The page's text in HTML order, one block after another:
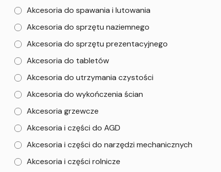
Akcesoria do spawania i lutowania
Akcesoria do sprzętu naziemnego
Akcesoria do sprzętu prezentacyjnego
Akcesoria do tabletów
Akcesoria do utrzymania czystości
Akcesoria do wykończenia ścian
Akcesoria grzewcze
Akcesoria i części do AGD
Akcesoria i części do narzędzi mechanicznych
Akcesoria i części rolnicze